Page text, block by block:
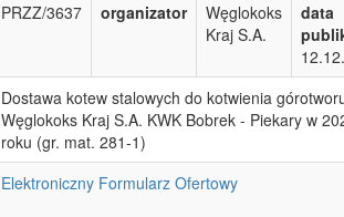
PRZZ/3637 organizator
Węglokoks
Kraj S.A.
data
Dostawa kotew stalowych do kotwienia
Węglokoks Kraj S.A. KWK Bobrek - Piekary w
roku (gr. mat. 281-1)
Elektroniczny Formularz Ofertowy